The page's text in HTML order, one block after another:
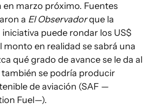
en marzo próximo. Fuentes
a El Observadorque la
puede rondar los US$
monto en realidad se sabrá una
qué grado de avance se le da al
se podría producir
de aviación (SAF —
Fuel—).